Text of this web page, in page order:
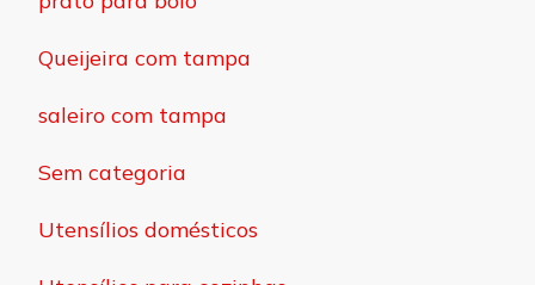
Queijeira com tampa
saleiro com tampa
Sem categoria
Utensílios domésticos